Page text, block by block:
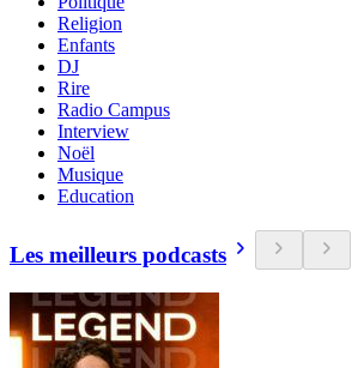
Religion
Enfants
DJ
Rire
Radio Campus
Interview
Noël
Musique
Education
Les meilleurs podcasts